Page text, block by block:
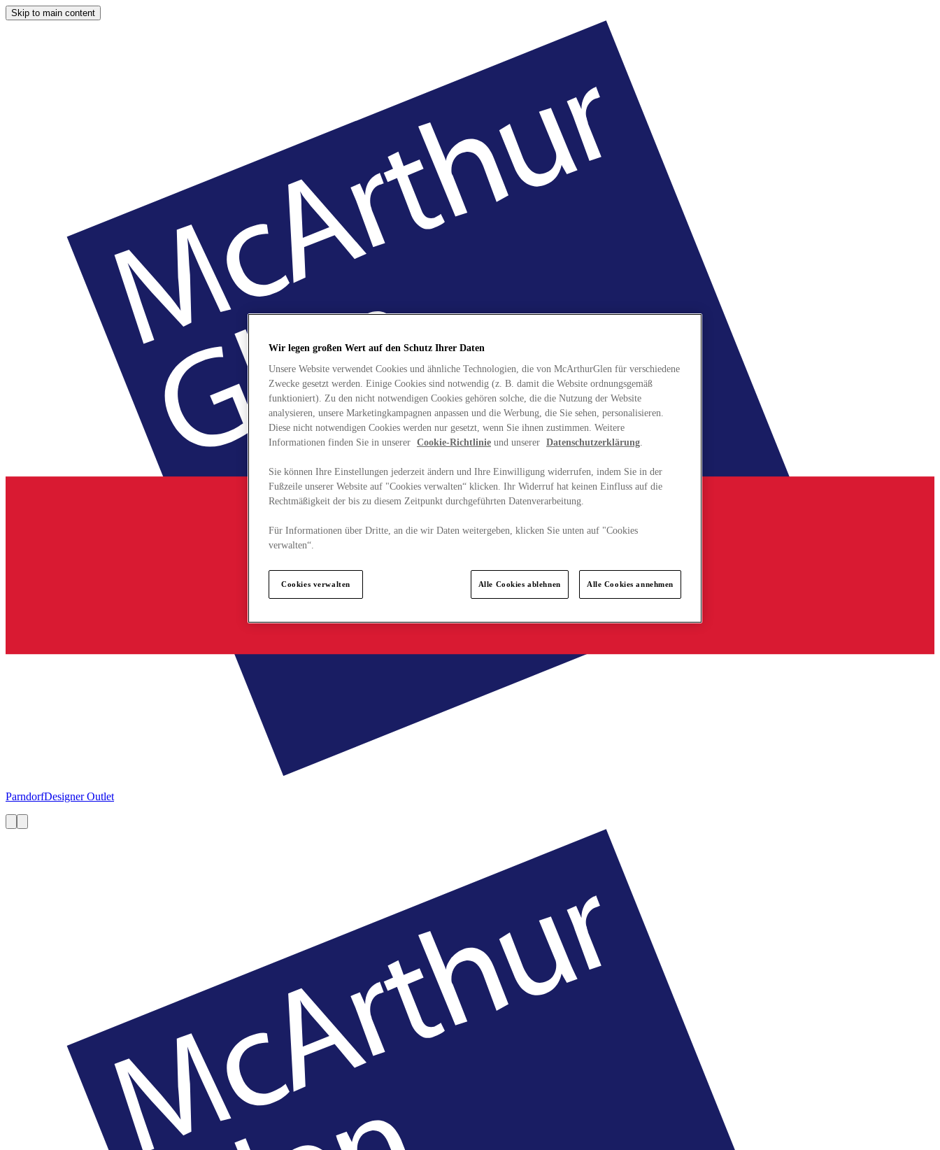
Skip to main content
ParndorfDesigner Outlet
Wir legen großen Wert auf den Schutz Ihrer Daten
Unsere Website verwendet Cookies und ähnliche Technologien, die von McArthurGlen für verschiedene
Zwecke gesetzt werden. Einige Cookies sind notwendig (z. B. damit die Website ordnungsgemäß
funktioniert). Zu den nicht notwendigen Cookies gehören solche, die die Nutzung der Website
analysieren, unsere Marketingkampagnen anpassen und die Werbung, die Sie sehen, personalisieren.
Diese nicht notwendigen Cookies werden nur gesetzt, wenn Sie ihnen zustimmen. Weitere
Informationen finden Sie in unserer Cookie-Richtlinie und unserer Datenschutzerklärung.
Sie können Ihre Einstellungen jederzeit ändern und Ihre Einwilligung widerrufen, indem Sie in der
Fußzeile unserer Website auf "Cookies verwalten“ klicken. Ihr Widerruf hat keinen Einfluss auf die
Rechtmäßigkeit der bis zu diesem Zeitpunkt durchgeführten Datenverarbeitung.
Für Informationen über Dritte, an die wir Daten weitergeben, klicken Sie unten auf "Cookies
verwalten“.
Cookies verwalten Alle Cookies ablehnen Alle Cookies annehmen